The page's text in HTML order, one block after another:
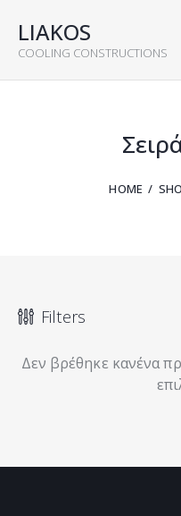
LIAKOS
COOLING CONSTRUCTIONS
HOME
Filters
Δεν βρέθηκε κανένα